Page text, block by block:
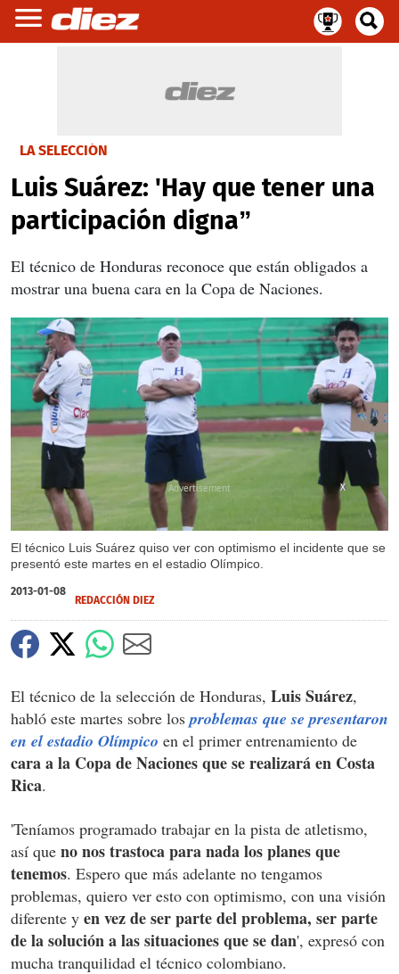
LA SELECCIÓN
Luis Suárez: 'Hay que tener una
participación digna”
El técnico de Honduras reconoce que están obligados a
mostrar una buena cara en la Copa de Naciones.
El técnico Luis Suárez quiso ver con optimismo el incidente que se
presentó este martes en el estadio Olímpico.
X
2013-01-08
REDACCIÓN DIEZ
El técnico de la selección de Honduras, Luis Suárez,
habló este martes sobre losproblemas que se presentaron
en el estadio Olímpico en el primer entrenamiento de
cara a la Copa de Naciones que se realizará en Costa
Rica.
'Teníamos programado trabajar en la pista de atletismo,
así que no nos trastoca para nada los planes que
tenemos. Espero que más adelante no tengamos
problemas, quiero ver esto con optimismo, con una visión
diferente y en vez de ser parte del problema, ser parte
de la solución a las situaciones que se dan', expresó con
mucha tranquilidad el técnico colombiano.